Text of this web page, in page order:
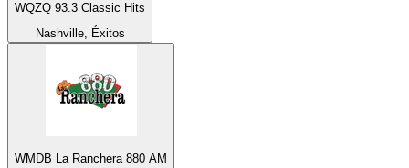
WQZQ 93.3 Classic Hits
Nashville, Éxitos
WMDB La Ranchera 880 AM